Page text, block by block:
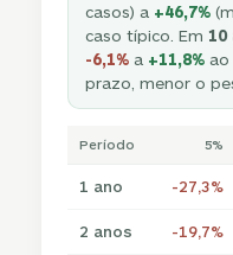
casos) a +46,7%
caso típico. Em 10
-6,1% a +11,8%
prazo, menor o
Período 5%
1 ano -27,3%
2 anos -19,7%